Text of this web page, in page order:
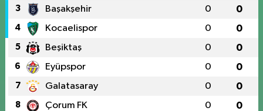
3 Başakşehir 0 0
4 Kocaelispor 0 0
5 Beşiktaş 0 0
6 Eyüpspor 0 0
7 Galatasaray 0 0
8 Çorum FK 0 0